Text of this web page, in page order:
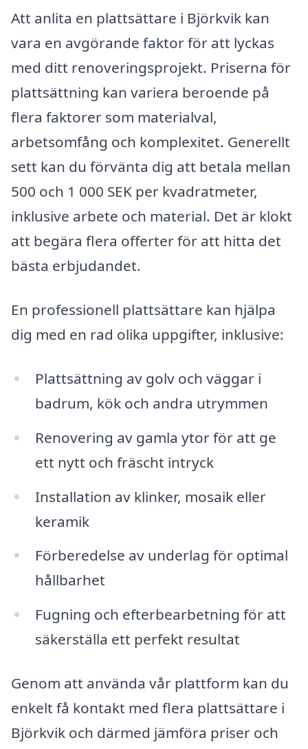
Att anlita en plattsättare i Björkvik kan
vara en avgörande faktor för att lyckas
med ditt renoveringsprojekt. Priserna för
plattsättning kan variera beroende på
flera faktorer som materialval,
arbetsomfång och komplexitet. Generellt
sett kan du förvänta dig att betala mellan
500 och 1 000 SEK per kvadratmeter,
inklusive arbete och material. Det är klokt
att begära flera offerter för att hitta det
bästa erbjudandet.
En professionell plattsättare kan hjälpa
dig med en rad olika uppgifter, inklusive:
Plattsättning av golv och väggar i
badrum, kök och andra utrymmen
Renovering av gamla ytor för att ge
ett nytt och fräscht intryck
Installation av klinker, mosaik eller
keramik
Förberedelse av underlag för optimal
hållbarhet
Fugning och efterbearbetning för att
säkerställa ett perfekt resultat
Genom att använda vår plattform kan du
enkelt få kontakt med flera plattsättare i
Björkvik och därmed jämföra priser och